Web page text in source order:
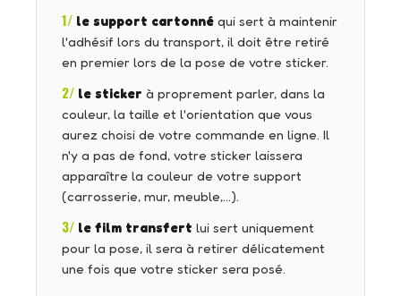
1/ le support cartonné qui sert à maintenir
l'adhésif lors du transport, il doit être retiré
en premier lors de la pose de votre sticker.
2/ le sticker à proprement parler, dans la
couleur, la taille et l'orientation que vous
aurez choisi de votre commande en ligne. Il
n'y a pas de fond, votre sticker laissera
apparaître la couleur de votre support
(carrosserie, mur, meuble,…).
3/ le film transfert lui sert uniquement
pour la pose, il sera à retirer délicatement
une fois que votre sticker sera posé.